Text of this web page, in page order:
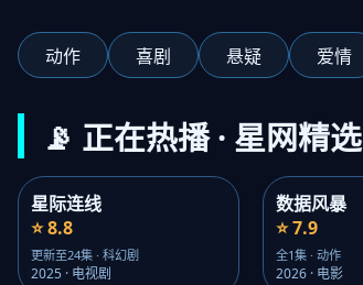
动作 喜剧 悬疑 爱情
📡 正在热播 · 星网精选
星际连线
⭐ 8.8
更新至24集 · 科幻剧
2025 · 电视剧
数据风暴
⭐ 7.9
全1集 · 动作
2026 · 电影